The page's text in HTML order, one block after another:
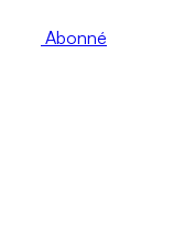
Abonné